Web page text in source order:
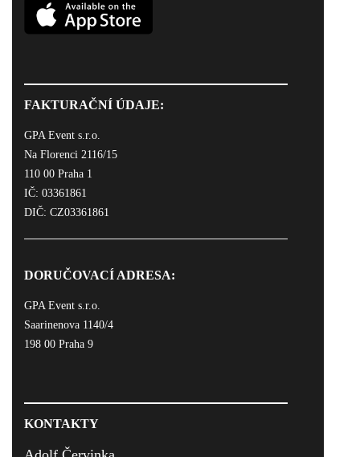
FAKTURAČNÍ ÚDAJE:
GPA Event s.r.o.
Na Florenci 2116/15
110 00 Praha 1
IČ: 03361861
DIČ: CZ03361861
DORUČOVACÍ ADRESA:
GPA Event s.r.o.
Saarinenova 1140/4
198 00 Praha 9
KONTAKTY